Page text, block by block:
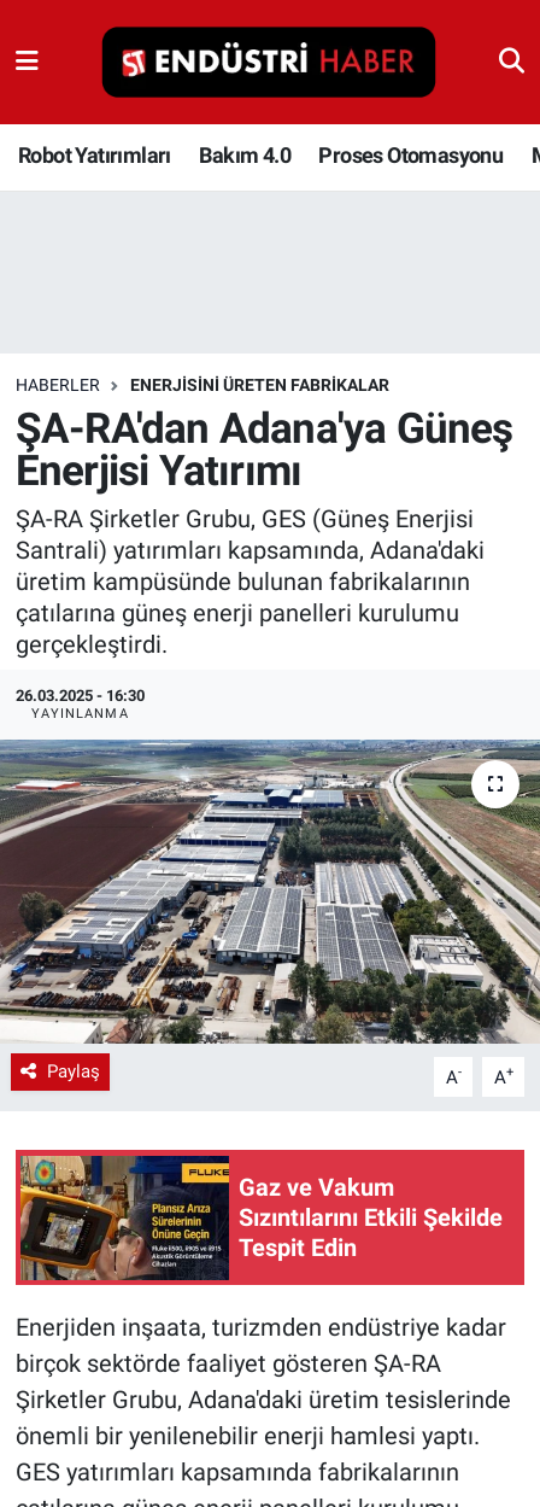
Robot Yatırımları Bakım 4.0 Proses Otomasyonu
HABERLER ENERJISINI ÜRETEN FABRIKALAR
ŞA-RA'dan Adana'ya Güneş
Enerjisi Yatırımı
ŞA-RA Şirketler Grubu, GES (Güneş Enerjisi
Santrali) yatırımları kapsamında, Adana'daki
üretim kampüsünde bulunan fabrikalarının
çatılarına güneş enerji panelleri kurulumu
gerçekleştirdi.
26.03.2025 - 16:30
YAYINLANMA
Paylaş A- A+
Gaz ve Vakum
Sızıntılarını Etkili Şekilde
Tespit Edin
Enerjiden inşaata, turizmden endüstriye kadar
birçok sektörde faaliyet gösteren ŞA-RA
Şirketler Grubu, Adana'daki üretim tesislerinde
önemli bir yenilenebilir enerji hamlesi yaptı.
GES yatırımları kapsamında fabrikalarının
Robot Yatırımları
Bakım 4.0
Depolama Çözümleri
İnşaat ve Malzeme
HaberOrtak
EndüstriST
Enerjisini Üreten Fabrikalar
Endüstri 4.0 Uygulamaları
Ağır Sanayi Çözümleri